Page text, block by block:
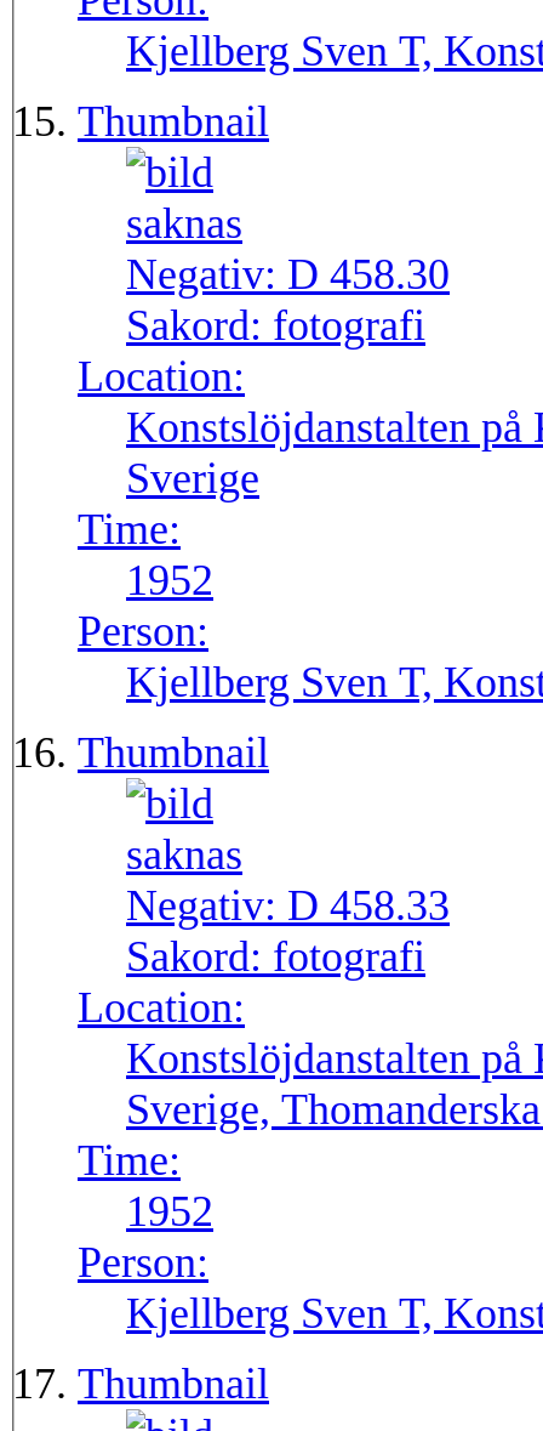
Kjellberg Sven T,
Thumbnail
Negativ: D 458.30
Sakord: fotografi
Location:
Konstslöjdanstalten
Sverige
Time:
1952
Person:
Kjellberg Sven T,
Thumbnail
Negativ: D 458.33
Sakord: fotografi
Location:
Konstslöjdanstalten
Sverige,
Time:
1952
Person:
Kjellberg Sven T,
Thumbnail